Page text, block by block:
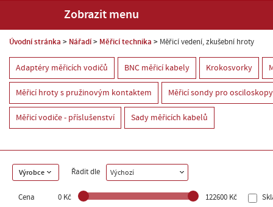
Zobrazit menu
Úvodní stránka Nářadí Měřicí technika Měřicí vedení, zkušební hroty
Adaptéry měřicích vodičů BNC měřicí kabely Krokosvorky
Měřicí hroty s pružinovým kontaktem Měřicí sondy pro osciloskopy
Měřicí vodiče - příslušenství Sady měřicích kabelů
Výrobce Řadit dle Výchozí
Cena 0 Kč 122600 Kč